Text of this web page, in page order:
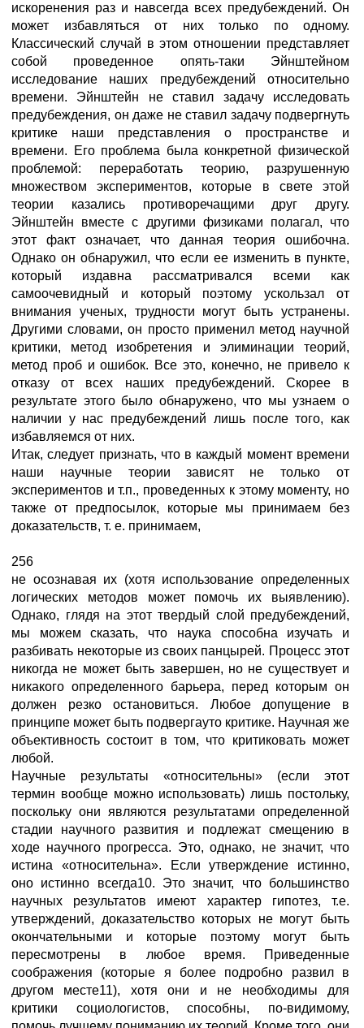
искоренения раз и навсегда всех предубеждений. Он
может избавляться от них только по одному.
Классический случай в этом отношении представляет
собой проведенное опять-таки Эйнштейном
исследование наших предубеждений относительно
времени. Эйнштейн не ставил задачу исследовать
предубеждения, он даже не ставил задачу подвергнуть
критике наши представления о пространстве и
времени. Его проблема была конкретной физической
проблемой: переработать теорию, разрушенную
множеством экспериментов, которые в свете этой
теории казались противоречащими друг другу.
Эйнштейн вместе с другими физиками полагал, что
этот факт означает, что данная теория ошибочна.
Однако он обнаружил, что если ее изменить в пункте,
который издавна рассматривался всеми как
самоочевидный и который поэтому ускользал от
внимания ученых, трудности могут быть устранены.
Другими словами, он просто применил метод научной
критики, метод изобретения и элиминации теорий,
метод проб и ошибок. Все это, конечно, не привело к
отказу от всех наших предубеждений. Скорее в
результате этого было обнаружено, что мы узнаем о
наличии у нас предубеждений лишь после того, как
избавляемся от них.
Итак, следует признать, что в каждый момент времени
наши научные теории зависят не только от
экспериментов и т.п., проведенных к этому моменту, но
также от предпосылок, которые мы принимаем без
доказательств, т. е. принимаем,
256
не осознавая их (хотя использование определенных
логических методов может помочь их выявлению).
Однако, глядя на этот твердый слой предубеждений,
мы можем сказать, что наука способна изучать и
разбивать некоторые из своих панцырей. Процесс этот
никогда не может быть завершен, но не существует и
никакого определенного барьера, перед которым он
должен резко остановиться. Любое допущение в
принципе может быть подвергауто критике. Научная же
объективность состоит в том, что критиковать может
любой.
Научные результаты «относительны» (если этот
термин вообще можно использовать) лишь постольку,
поскольку они являются результатами определенной
стадии научного развития и подлежат смещению в
ходе научного прогресса. Это, однако, не значит, что
истина «относительна». Если утверждение истинно,
оно истинно всегда10. Это значит, что большинство
научных результатов имеют характер гипотез, т.е.
утверждений, доказательство которых не могут быть
окончательными и которые поэтому могут быть
пересмотрены в любое время. Приведенные
соображения (которые я более подробно развил в
другом месте11), хотя они и не необходимы для
критики социологистов, способны, по-видимому,